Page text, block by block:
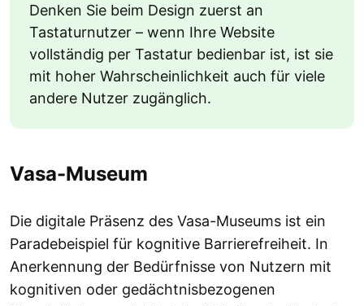
Denken Sie beim Design zuerst an
Tastaturnutzer – wenn Ihre Website
vollständig per Tastatur bedienbar ist, ist sie
mit hoher Wahrscheinlichkeit auch für viele
andere Nutzer zugänglich.
Vasa-Museum
Die digitale Präsenz des Vasa-Museums ist ein
Paradebeispiel für kognitive Barrierefreiheit. In
Anerkennung der Bedürfnisse von Nutzern mit
kognitiven oder gedächtnisbezogenen